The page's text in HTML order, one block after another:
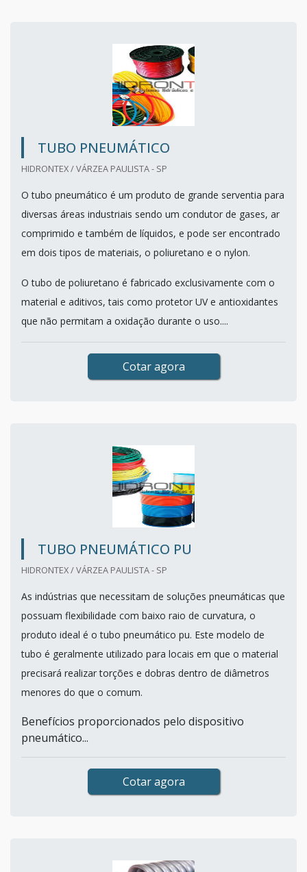
TUBO PNEUMÁTICO
HIDRONTEX / VÁRZEA PAULISTA - SP
O tubo pneumático é um produto de grande serventia para
diversas áreas industriais sendo um condutor de gases, ar
comprimido e também de líquidos, e pode ser encontrado
em dois tipos de materiais, o poliuretano e o nylon.
O tubo de poliuretano é fabricado exclusivamente com o
material e aditivos, tais como protetor UV e antioxidantes
que não permitam a oxidação durante o uso....
Cotar agora
TUBO PNEUMÁTICO PU
HIDRONTEX / VÁRZEA PAULISTA - SP
As indústrias que necessitam de soluções pneumáticas que
possuam flexibilidade com baixo raio de curvatura, o
produto ideal é o tubo pneumático pu. Este modelo de
tubo é geralmente utilizado para locais em que o material
precisará realizar torções e dobras dentro de diâmetros
menores do que o comum.
Benefícios proporcionados pelo dispositivo
pneumático...
Cotar agora